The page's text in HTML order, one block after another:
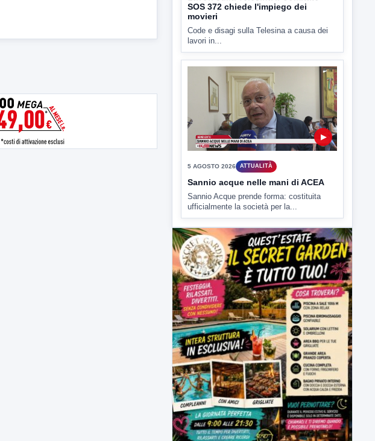
5 AGOSTO 2026 ATTUALITÀ
Sannio acque nelle mani di ACEA
Sannio Acque prende forma: costituita
ufficialmente la società per la...